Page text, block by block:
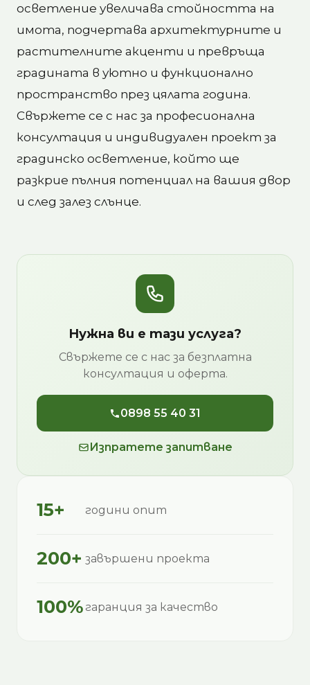
осветление увеличава стойността на
имота, подчертава архитектурните и
растителните акценти и превръща
градината в уютно и функционално
пространство през цялата година.
Свържете се с нас за професионална
консултация и индивидуален проект за
градинско осветление, който ще
разкрие пълния потенциал на вашия двор
и след залез слънце.
Нужна ви е тази услуга?
Свържете се с нас за безплатна
консултация и оферта.
0898 55 40 31
Изпратете запитване
15+ години опит
200+ завършени проекта
100% гаранция за качество